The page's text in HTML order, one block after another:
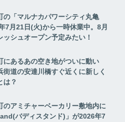
の「マルナカパワーシティ丸亀
7月21日(火)から一時休業中。8月
ッシュオープン予定みたい！
にあるあの空き地がついに動い
街道の安達川橋すぐ近くに新しく
は？
のアミチャーベーカリー敷地内に
バディスタンド)」が2026年7